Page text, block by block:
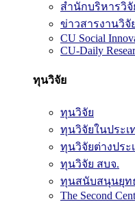
สำนักบริหารวิ
ข่าวสารงานวิจั
CU Social
CU-Daily
ทุนวิจัย
ทุนวิจัย
ทุนวิจัยในประเ
ทุนวิจัยต่างประ
ทุนวิจัย สบจ.
ทุนสนับสนุนยุท
The Second